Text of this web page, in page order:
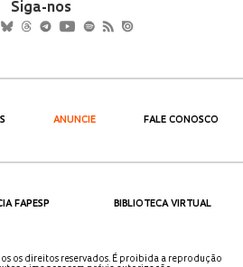
Siga-nos
ANUNCIE FALE CONOSCO
FAPESP BIBLIOTECA VIRTUAL
os direitos reservados. É proibida a reprodução